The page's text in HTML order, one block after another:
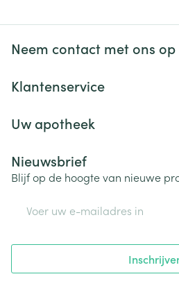
Neem contact met ons op
Klantenservice
Uw apotheek
Nieuwsbrief
Blijf op de hoogte van nieuwe